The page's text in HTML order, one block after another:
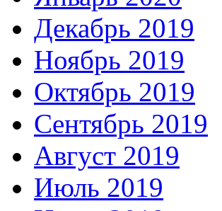
Декабрь 2019
Ноябрь 2019
Октябрь 2019
Сентябрь 2019
Август 2019
Июль 2019